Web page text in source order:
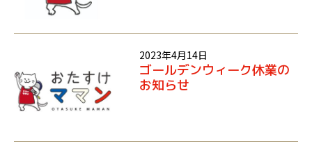
2023年4月14日
ゴールデンウィーク休業の
お知らせ